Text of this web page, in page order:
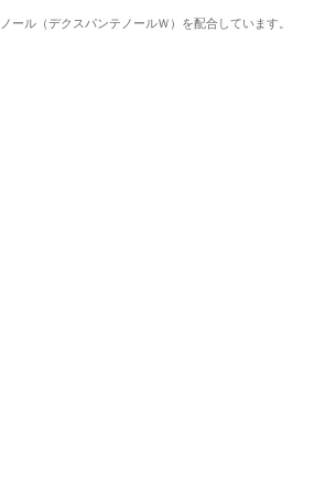
ル（デクスパンテノールＷ）を配合しています。